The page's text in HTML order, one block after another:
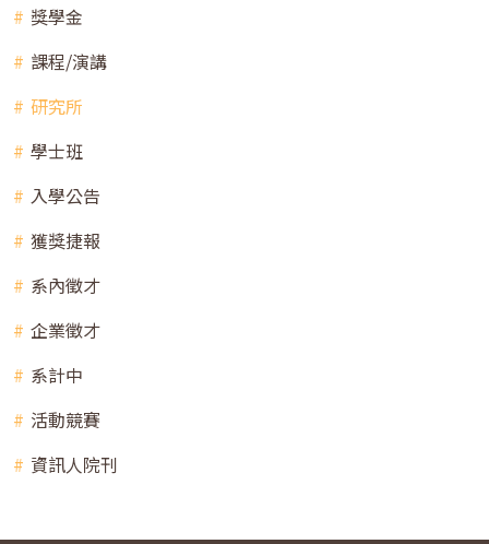
獎學金
課程/演講
研究所
學士班
入學公告
獲獎捷報
系內徵才
企業徵才
系計中
活動競賽
資訊人院刊